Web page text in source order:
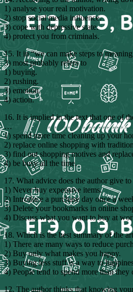
1) analyse your real motivation.
2) stop social media influence.
3) cope with depressive state.
4) protect you from criminals.
15. It in “we can make steps to
3) most probably refers to
1) buying.
2) rushing.
3) emotion.
4) action.
16. It is implied in the text that one of
…
1) spend more time cleaning up your
2) replace online shopping with
3) find out shopping motives and
4) be busy all the time.
17. What advice does the author give
1) Never buy expensive items.
2) Introduce a purchase day once a
3) Delete your bookmarks in online
4) Discuss what you want to buy at
18. Which is the best summary of the
1) There are many ways to reduce
2) Buy only what makes you happy.
3) Buying less stuff is a way to
4) People tend to spend more than they
12. The author thinks that knowing